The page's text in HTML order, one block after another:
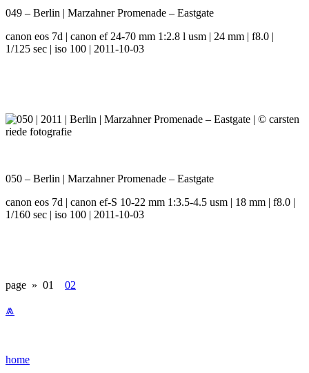
049 – Berlin | Marzahner Promenade – Eastgate
canon eos 7d | canon ef 24-70 mm 1:2.8 l usm | 24 mm | f8.0 |
1/125 sec | iso 100 | 2011-10-03
050 – Berlin | Marzahner Promenade – Eastgate
canon eos 7d | canon ef-S 10-22 mm 1:3.5-4.5 usm | 18 mm | f8.0 |
1/160 sec | iso 100 | 2011-10-03
page » 01 02
⩕
home